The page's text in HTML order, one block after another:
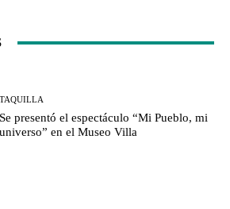
TAQUILLA
Se presentó el espectáculo “Mi Pueblo, mi
universo” en el Museo Villa